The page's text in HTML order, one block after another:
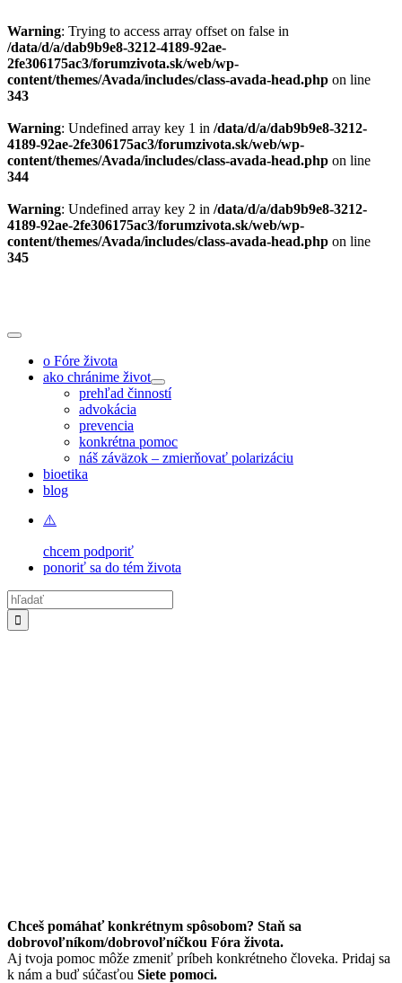
Warning: Trying to access array offset on false in
/data/d/a/dab9b9e8-3212-4189-92ae-
2fe306175ac3/forumzivota.sk/web/wp-
content/themes/Avada/includes/class-avada-head.php on line
343
Warning: Undefined array key 1 in /data/d/a/dab9b9e8-3212-
4189-92ae-2fe306175ac3/forumzivota.sk/web/wp-
content/themes/Avada/includes/class-avada-head.php on line
344
Warning: Undefined array key 2 in /data/d/a/dab9b9e8-3212-
4189-92ae-2fe306175ac3/forumzivota.sk/web/wp-
content/themes/Avada/includes/class-avada-head.php on line
345
Toggle
Navigationo Fóre života
ako chránime život
prehľad činností
advokácia
prevencia
konkrétna pomoc
náš záväzok – zmierňovať polarizáciu
bioetika
blog
chcem podporiť
ponoriť sa do tém života
Hľadať:
Chceš pomáhať konkrétnym spôsobom? Staň sa
dobrovoľníkom/dobrovoľníčkou Fóra života.
Aj tvoja pomoc môže zmeniť príbeh konkrétneho človeka. Pridaj sa
k nám a buď súčasťou Siete pomoci.